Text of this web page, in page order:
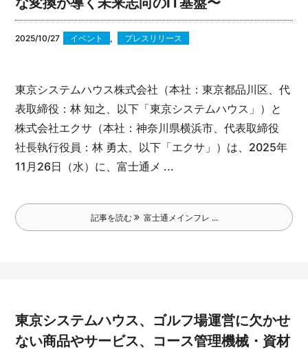
2025/10/27 イベント , プレスリリース
東京システムハウス株式会社（本社：東京都品川区、代
表取締役：林 知之、以下「東京システムハウス」）と
株式会社エクサ（本社：神奈川県横浜市、代表取締役
社長執行役員：林 勇太、以下「エクサ」）は、2025年
11月26日（水）に、富士通メ ...
記事を読む 富士通メインフレ ...
東京システムハウス、ゴルフ場運営に欠かせ
ない商品やサービス、コース管理機械・資材